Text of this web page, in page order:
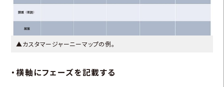
▲カスタマージャーニーマップの例。
・横軸にフェーズを記載する